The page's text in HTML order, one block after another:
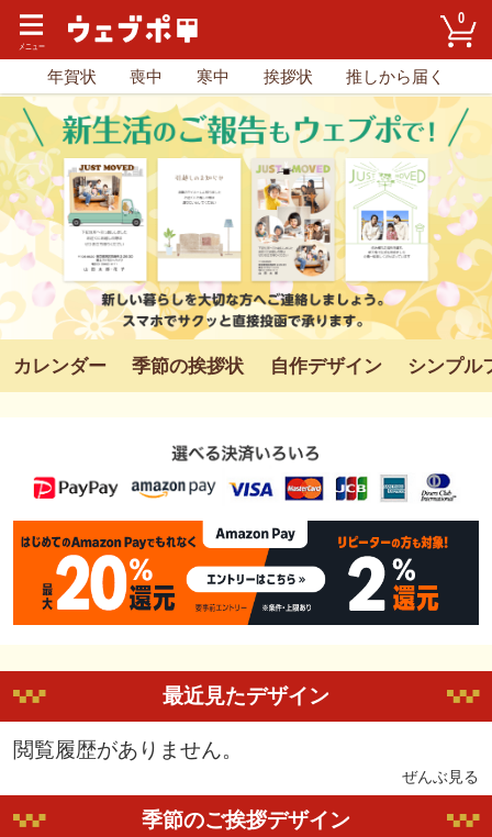
0
年賀状 喪中 寒中 挨拶状 推しから届く
カレンダー 季節の挨拶状 自作デザイン シンプル
最近見たデザイン
閲覧履歴がありません。
ぜんぶ見る
季節のご挨拶デザイン